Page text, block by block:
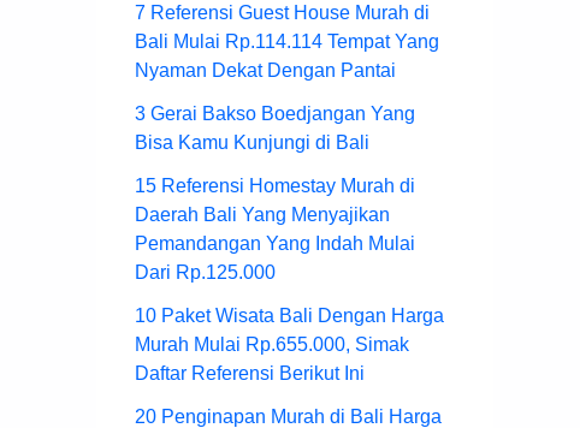
7 Referensi Guest House Murah di
Bali Mulai Rp.114.114 Tempat Yang
Nyaman Dekat Dengan Pantai
3 Gerai Bakso Boedjangan Yang
Bisa Kamu Kunjungi di Bali
15 Referensi Homestay Murah di
Daerah Bali Yang Menyajikan
Pemandangan Yang Indah Mulai
Dari Rp.125.000
10 Paket Wisata Bali Dengan Harga
Murah Mulai Rp.655.000, Simak
Daftar Referensi Berikut Ini
20 Penginapan Murah di Bali Harga